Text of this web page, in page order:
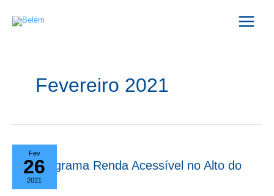
Fevereiro 2021
Fev
26
2021
Programa Renda Acessível no Alto do
Restelo
Programa
Renda
Acessível
no